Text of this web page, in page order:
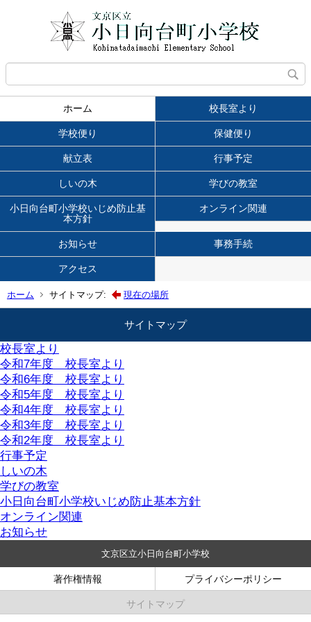
ホーム 校長室より
学校便り 保健便り
献立表 行事予定
しいの木 学びの教室
小日向台町小学校いじめ防止基
本方針
オンライン関連
お知らせ 事務手続
アクセス
ホーム サイトマップ: 現在の場所
サイトマップ
校長室より
令和7年度 校長室より
令和6年度 校長室より
令和5年度 校長室より
令和4年度 校長室より
令和3年度 校長室より
令和2年度 校長室より
行事予定
しいの木
学びの教室
小日向台町小学校いじめ防止基本方針
オンライン関連
お知らせ
文京区立小日向台町小学校
著作権情報 プライバシーポリシー
サイトマップ